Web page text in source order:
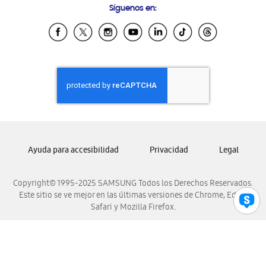
Samsung Ecuador
Samsung El Salvador
Samsung Honduras
Samsung Nicaragua
Samsung Panamá
Samsung Venezuela
Síguenos en:
Copyright© 1995-2025 SAMSUNG Todos los Derechos Reservados.
Este sitio se ve mejor en las últimas versiones de Chrome, Edge,
Safari y Mozilla Firefox.
Ayuda para accesibilidad Privacidad Legal